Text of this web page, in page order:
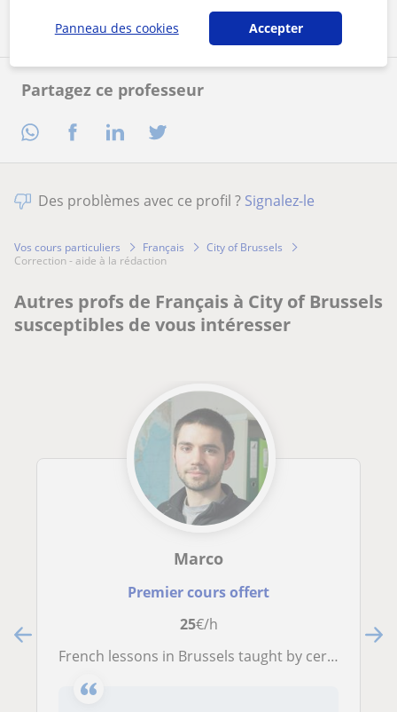
Partagez ce professeur
Des problèmes avec ce profil ? Signalez-le
Vos cours particuliers Français
City of Brussels
correction - aide à la rédaction
Autres profs de Français à City of Brussels
susceptibles de vous intéresser
Marco
Premier cours offert
25€/h
French lessons in Brussels taught by certified native teacher. One-to-one and group sessions
Panneau des cookies Accepter